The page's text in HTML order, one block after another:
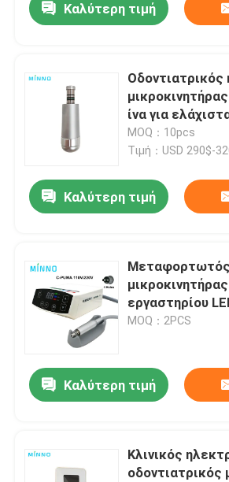
Καλύτερη τιμή
Οδοντιατρικός
ίνα για
επισκευή,
γυάλωσης,
MOQ：10pcs
Τιμή：USD 290$-
Καλύτερη τιμή
Μεταφορτωτός
εργαστηρίου
βούρτσα 35000
MOQ：2PCS
Καλύτερη τιμή
Κλινικός
οδοντιατρικός